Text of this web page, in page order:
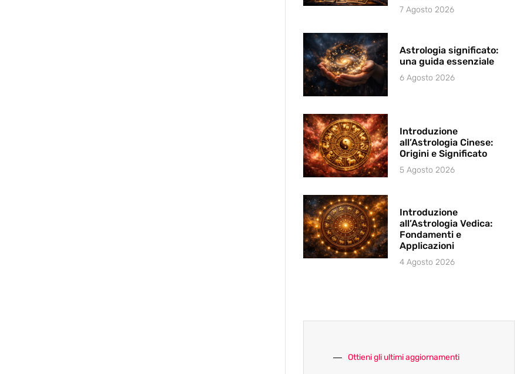
7 Agosto 2026
Astrologia significato:
una guida essenziale
6 Agosto 2026
Introduzione
all’Astrologia Cinese:
Origini e Significato
5 Agosto 2026
Introduzione
all’Astrologia Vedica:
Fondamenti e
Applicazioni
4 Agosto 2026
Ottieni gli ultimi aggiornamenti